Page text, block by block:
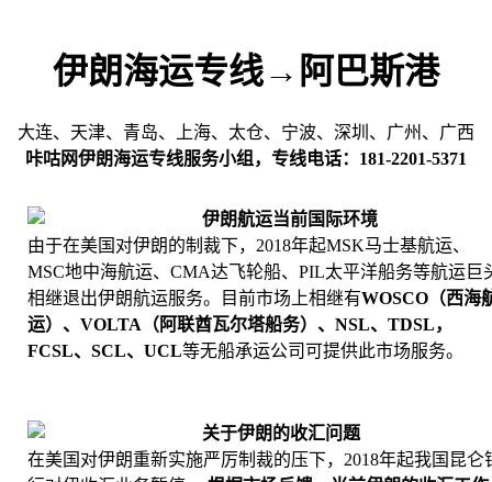
伊朗海运专线→阿巴斯港
大连、天津、青岛、上海、太仓、宁波、深圳、广州、广西
咔咕网伊朗海运专线服务小组，专线电话：181-2201-5371
伊朗航运当前国际环境
由于在美国对伊朗的制裁下，2018年起MSK马士基航运、
MSC地中海航运、CMA达飞轮船、PIL太平洋船务等航运巨
相继退出伊朗航运服务。目前市场上相继有WOSCO（西海
运）、VOLTA（阿联酋瓦尔塔船务）、NSL、TDSL，
FCSL、SCL、UCL等无船承运公司可提供此市场服务。
关于伊朗的收汇问题
在美国对伊朗重新实施严厉制裁的压下，2018年起我国昆仑